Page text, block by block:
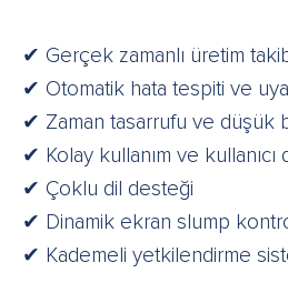
✔ Gerçek zamanlı üretim
✔ Otomatik hata tespiti ve
✔ Zaman tasarrufu ve düşük
✔ Kolay kullanım ve kullanıcı
✔ Çoklu dil desteği
✔ Dinamik ekran slump
✔ Kademeli yetkilendirme